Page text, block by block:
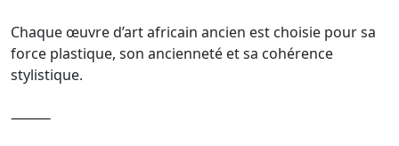
Chaque œuvre d’art africain ancien est choisie pour sa
force plastique, son ancienneté et sa cohérence
stylistique.
⸻